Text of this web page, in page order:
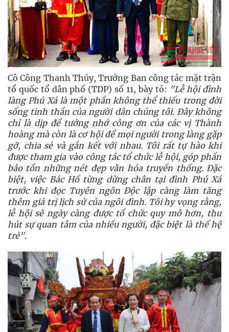
Cô Công Thanh Thúy, Trưởng Ban công tác mặt trận
tổ quốc tổ dân phố (TDP) số 11, bày tỏ: "Lễ hội đình
làng Phú Xá là một phần không thể thiếu trong đời
sống tinh thần của người dân chúng tôi. Đây không
chỉ là dịp để tưởng nhớ công ơn của các vị Thành
hoàng mà còn là cơ hội để mọi người trong làng gặp
gỡ, chia sẻ và gắn kết với nhau. Tôi rất tự hào khi
được tham gia vào công tác tổ chức lễ hội, góp phần
bảo tồn những nét đẹp văn hóa truyền thống. Đặc
biệt, việc Bác Hồ từng dừng chân tại đình Phú Xá
trước khi đọc Tuyên ngôn Độc lập càng làm tăng
thêm giá trị lịch sử của ngôi đình. Tôi hy vọng rằng,
lễ hội sẽ ngày càng được tổ chức quy mô hơn, thu
hút sự quan tâm của nhiều người, đặc biệt là thế hệ
trẻ".